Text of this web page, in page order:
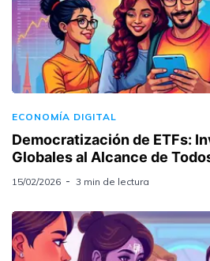
ECONOMÍA DIGITAL
Democratización de ETFs:
Globales al Alcance de
15/02/2026 3 min de lectura